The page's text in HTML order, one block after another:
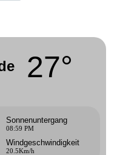
27°
Sonnenuntergang
08:59 PM
Windgeschwindigkeit
20.5Km/h